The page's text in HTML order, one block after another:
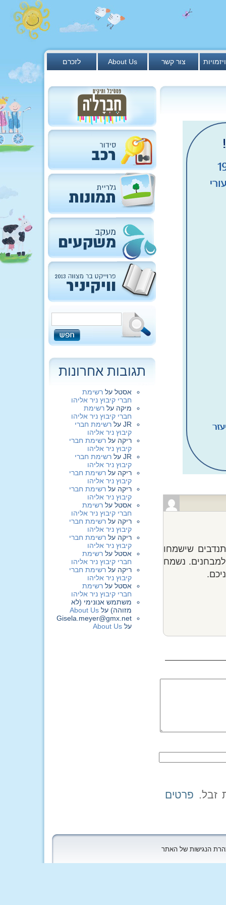
לזכרם About Us צור קשר
בספרייה מתנדבים שישמחו
למבחנים. נשמח
פרטים
תגובות אחרונות
אסטל על רשימת
חברי קיבוץ ניר אליהו
מיקה על רשימת
חברי קיבוץ ניר אליהו
JR על רשימת חברי
קיבוץ ניר אליהו
ריקה על רשימת חברי
קיבוץ ניר אליהו
JR על רשימת חברי
קיבוץ ניר אליהו
ריקה על רשימת חברי
קיבוץ ניר אליהו
ריקה על רשימת חברי
קיבוץ ניר אליהו
אסטל על רשימת
חברי קיבוץ ניר אליהו
ריקה על רשימת חברי
קיבוץ ניר אליהו
ריקה על רשימת חברי
קיבוץ ניר אליהו
אסטל על רשימת
חברי קיבוץ ניר אליהו
ריקה על רשימת חברי
קיבוץ ניר אליהו
אסטל על רשימת
חברי קיבוץ ניר אליהו
משתמש אנונימי (לא
מזוהה) על About Us
Gisela.meyer@gmx.net
על About Us
הנגישות של האתר